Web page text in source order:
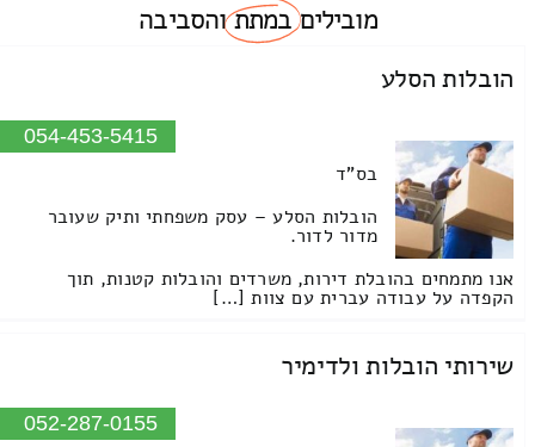
מוביליםבמתתוהסביבה
הובלות הסלע
054-453-5415
בס"ד
הובלות הסלע – עסק משפחתי ותיק שעובר
מדור לדור.
אנו מתמחים בהובלת דירות, משרדים והובלות קטנות, תוך
הקפדה על עבודה עברית עם צוות […]
שירותי הובלות ולדימיר
052-287-0155